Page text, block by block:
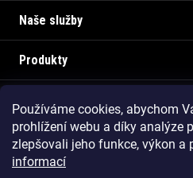
Používáme cookies, abychom
prohlížení webu a díky analýze
zlepšovali jeho funkce, výkon a
informací
Naše služby
Produkty
Vytvořil Shoptet
Copyright 2026 Victorinox.cz .